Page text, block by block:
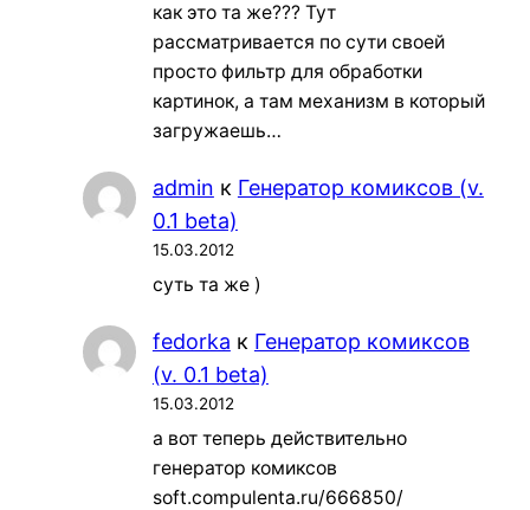
как это та же??? Тут
рассматривается по сути своей
просто фильтр для обработки
картинок, а там механизм в который
загружаешь…
admin к Генератор комиксов (v.
0.1 beta)
15.03.2012
суть та же )
fedorka к Генератор комиксов
(v. 0.1 beta)
15.03.2012
а вот теперь действительно
генератор комиксов
soft.compulenta.ru/666850/